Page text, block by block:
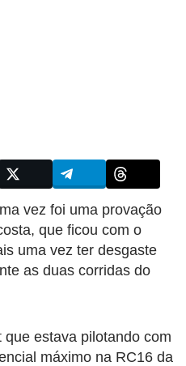
vez foi uma provação
que ficou com o
uma vez ter desgaste
as duas corridas do
estava pilotando com
máximo na RC16 da